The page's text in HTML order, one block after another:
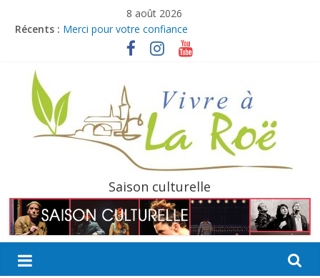
8 août 2026
Récents : Merci pour votre confiance
Ville à Joie débarque à La Roë !
Boucles de La Mayenne
Offre d’emploi : Agent culturel pour la saison estivale
La
Roë
Découvrir,
Saison culturelle